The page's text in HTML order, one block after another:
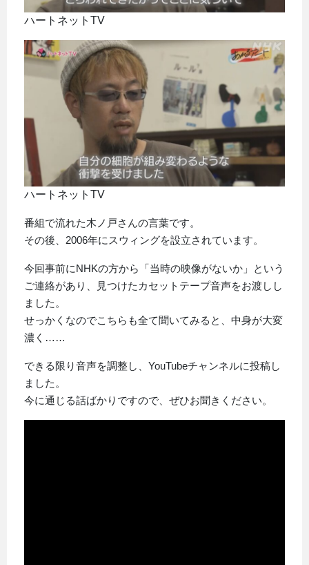
ハートネットTV
ハートネットTV
番組で流れた木ノ戸さんの言葉です。
その後、2006年にスウィングを設立されています。
今回事前にNHKの方から「当時の映像がないか」という
ご連絡があり、見つけたカセットテープ音声をお渡しし
ました。
せっかくなのでこちらも全て聞いてみると、中身が大変
濃く……
できる限り音声を調整し、YouTubeチャンネルに投稿し
ました。
今に通じる話ばかりですので、ぜひお聞きください。